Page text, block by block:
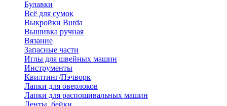
Булавки
Всё для сумок
Выкройки Burda
Вышивка ручная
Вязание
Запасные части
Иглы для швейных машин
Инструменты
Квилтинг/Пэчворк
Лапки для оверлоков
Лапки для распошивальных машин
Ленты, бейки